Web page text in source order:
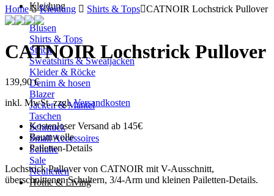
Kleidung
Blusen
Shirts & Tops
Strick
Sweatshirts & Sweatjacken
Kleider & Röcke
Denim & hosen
Blazer
Jacken & Mäntel
Taschen
Schmuck
Small Accessoires
Schuhe
Sale
Neuheiten
Home & Living
Home Kleidung Shirts & Tops CATNOIR Lochstrick Pullover
CATNOIR Lochstrick Pullover
139,90€
inkl. MwSt. zzgl.Versandkosten
Kostenloser Versand ab 145€
Baumwolle
Pailetten-Details
Lochstrick Pullover von CATNOIR mit V-Ausschnitt,
überschnittenen Schultern, 3/4-Arm und kleinen Pailetten-Details.